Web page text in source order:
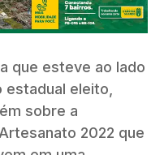
que esteve ao lado
eleito,
sobre a
2022 que